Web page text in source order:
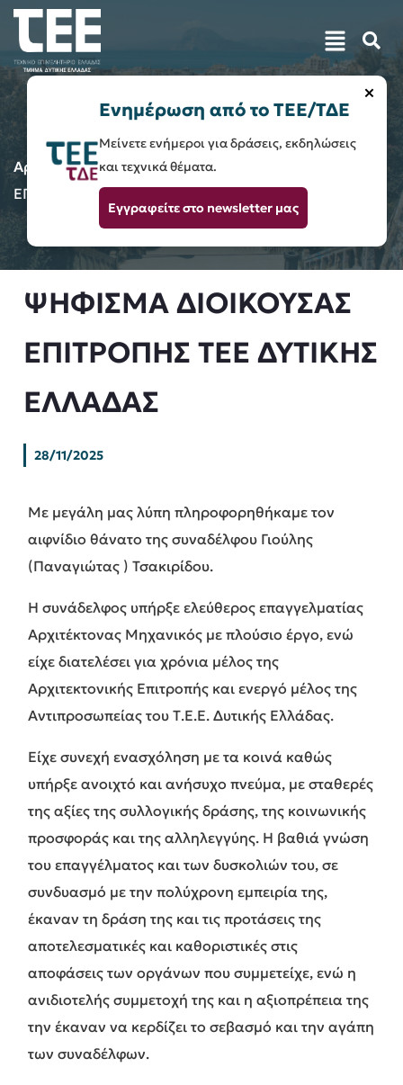
Αρχική Δελτία Τύπου
ΨΗΦΙΣΜΑ ΔΙΟΙΚΟΥΣΑΣ
ΕΠΙΤΡΟΠΗΣ ΤΕΕ ΔΥΤΙΚΗΣ ΕΛΛΑΔΑΣ
ΨΗΦΙΣΜΑ ΔΙΟΙΚΟΥΣΑΣ
ΕΠΙΤΡΟΠΗΣ ΤΕΕ ΔΥΤΙΚΗΣ
ΕΛΛΑΔΑΣ
28/11/2025
Με μεγάλη μας λύπη πληροφορηθήκαμε τον
αιφνίδιο θάνατο της συναδέλφου Γιούλης
(Παναγιώτας ) Τσακιρίδου.
Η συνάδελφος υπήρξε ελεύθερος επαγγελματίας
Αρχιτέκτονας Μηχανικός με πλούσιο έργο, ενώ
είχε διατελέσει για χρόνια μέλος της
Αρχιτεκτονικής Επιτροπής και ενεργό μέλος της
Αντιπροσωπείας του Τ.Ε.Ε. Δυτικής Ελλάδας.
Είχε συνεχή ενασχόληση με τα κοινά καθώς
υπήρξε ανοιχτό και ανήσυχο πνεύμα, με σταθερές
της αξίες της συλλογικής δράσης, της κοινωνικής
προσφοράς και της αλληλεγγύης. Η βαθιά γνώση
του επαγγέλματος και των δυσκολιών του, σε
συνδυασμό με την πολύχρονη εμπειρία της,
έκαναν τη δράση της και τις προτάσεις της
αποτελεσματικές και καθοριστικές στις
αποφάσεις των οργάνων που συμμετείχε, ενώ η
ανιδιοτελής συμμετοχή της και η αξιοπρέπεια της
την έκαναν να κερδίζει το σεβασμό και την αγάπη
των συναδέλφων.
×
Ενημέρωση από το ΤΕΕ/ΤΔΕ
Μείνετε ενήμεροι για δράσεις, εκδηλώσεις
και τεχνικά θέματα.
Εγγραφείτε στο newsletter μας